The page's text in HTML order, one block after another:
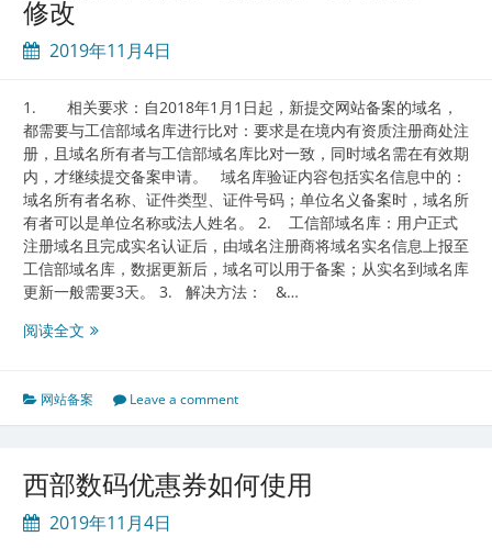
修改
2019年11月4日
1. 相关要求：自2018年1月1日起，新提交网站备案的域名，
都需要与工信部域名库进行比对：要求是在境内有资质注册商处注
册，且域名所有者与工信部域名库比对一致，同时域名需在有效期
内，才继续提交备案申请。 域名库验证内容包括实名信息中的：
域名所有者名称、证件类型、证件号码；单位名义备案时，域名所
有者可以是单位名称或法人姓名。 2. 工信部域名库：用户正式
注册域名且完成实名认证后，由域名注册商将域名实名信息上报至
工信部域名库，数据更新后，域名可以用于备案；从实名到域名库
更新一般需要3天。 3. 解决方法： &…
阅读全文 网
案
时
域
名
信
网站备案 Leave a comment
西部数码优惠券如何使用
2019年11月4日